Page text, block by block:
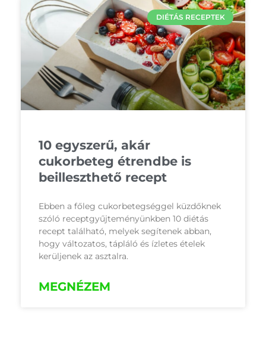
DIÉTÁS RECEPTEK
10 egyszerű, akár
cukorbeteg étrendbe is
beilleszthető recept
Ebben a főleg cukorbetegséggel küzdőknek
szóló receptgyűjteményünkben 10 diétás
recept található, melyek segítenek abban,
hogy változatos, tápláló és ízletes ételek
kerüljenek az asztalra.
MEGNÉZEM